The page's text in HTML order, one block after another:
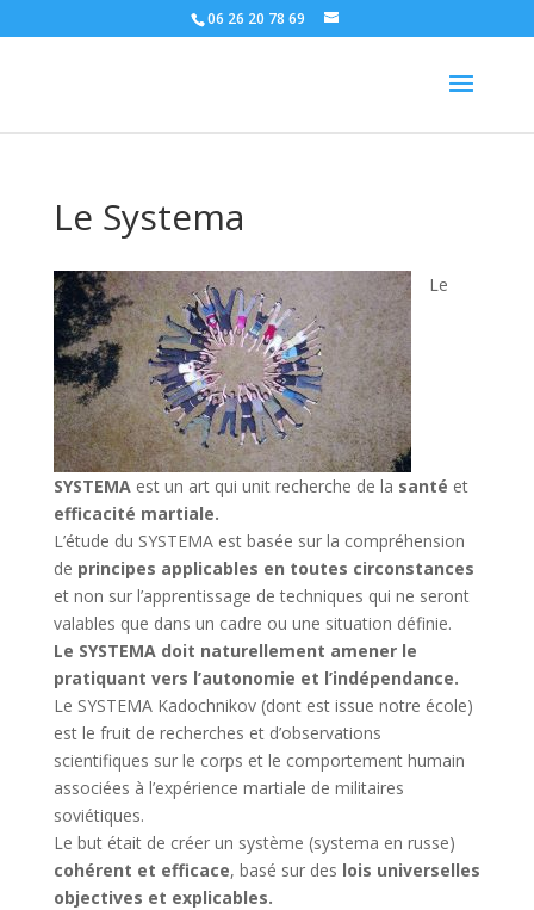
06 26 20 78 69
Le Systema
Le
SYSTEMAest un art qui unit recherche de la santé et
efficacité martiale.
L’étude du SYSTEMA est basée sur la compréhension
de principes applicables en toutes circonstances
et non sur l’apprentissage de techniques qui ne seront
valables que dans un cadre ou une situation définie.
Le SYSTEMA doit naturellement amener le
pratiquant vers l’autonomie et l’indépendance.
Le SYSTEMA Kadochnikov (dont est issue notre école)
est le fruit de recherches et d’observations
scientifiques sur le corps et le comportement humain
associées à l’expérience martiale de militaires
soviétiques.
Le but était de créer un système (systema en russe)
cohérent et efficace, basé sur des lois universelles
objectives et explicables.